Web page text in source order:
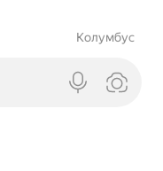
Колумбус